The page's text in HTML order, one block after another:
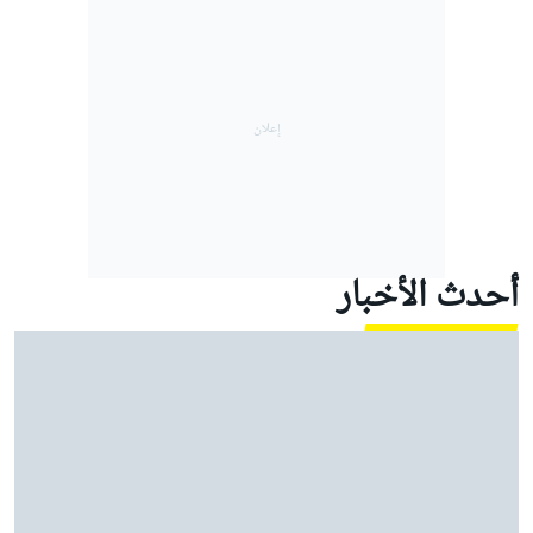
أحدث الأخبار